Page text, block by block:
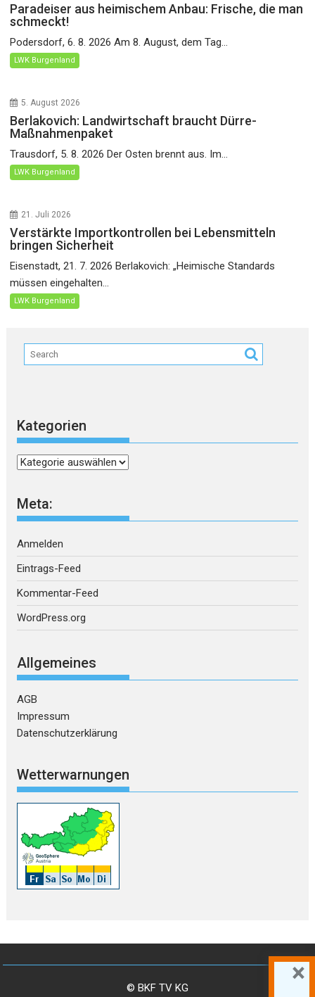
Paradeiser aus heimischem Anbau: Frische, die man
schmeckt!
Podersdorf, 6. 8. 2026 Am 8. August, dem Tag...
LWK Burgenland
5. August 2026
Berlakovich: Landwirtschaft braucht Dürre-
Maßnahmenpaket
Trausdorf, 5. 8. 2026 Der Osten brennt aus. Im...
LWK Burgenland
21. Juli 2026
Verstärkte Importkontrollen bei Lebensmitteln
bringen Sicherheit
Eisenstadt, 21. 7. 2026 Berlakovich: „Heimische Standards
müssen eingehalten...
LWK Burgenland
Kategorien
Kategorien
Meta:
Anmelden
Eintrags-Feed
Kommentar-Feed
WordPress.org
Allgemeines
AGB
Impressum
Datenschutzerklärung
Wetterwarnungen
© BKF TV KG
×